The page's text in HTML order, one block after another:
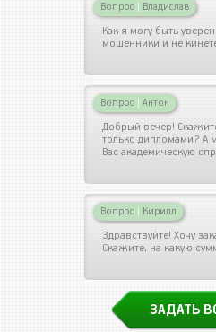
Вопрос | Владислав
Как я могу быть
мошенники и не
Вопрос | Антон
Добрый вечер!
только дипломами? А
Вас академическую
Вопрос | Кирилл
Здравствуйте! Хочу
Скажите, на какую
ЗАДАТЬ